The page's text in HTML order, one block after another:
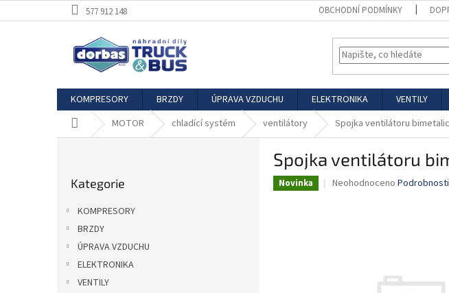
na
577 912 148 OBCHODNÍ PODMÍNKY
KOMPRESORY BRZDY ÚPRAVA VZDUCHU ELEKTRONIKA VENTILY
Domů MOTOR chladící systém ventilátory Spojka ventilátoru
kategorie
Kategorie
KOMPRESORY
BRZDY
ÚPRAVA VZDUCHU
ELEKTRONIKA
VENTILY
Spojka ventilátoru
Novinka
Průměrné
Neohodnoceno